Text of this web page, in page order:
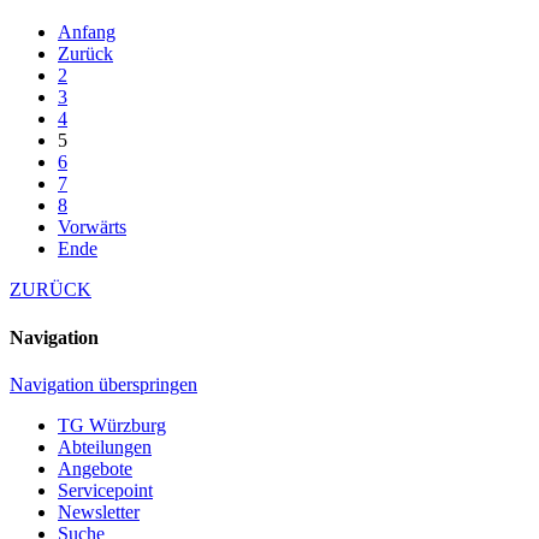
Anfang
Zurück
2
3
4
5
6
7
8
Vorwärts
Ende
ZURÜCK
Navigation
Navigation überspringen
TG Würzburg
Abteilungen
Angebote
Servicepoint
Newsletter
Suche